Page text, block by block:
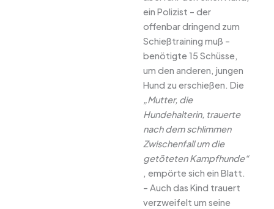
ein Polizist – der
offenbar dringend zum
Schießtraining muß –
benötigte 15 Schüsse,
um den anderen, jungen
Hund zu erschießen. Die
„Mutter, die
Hundehalterin, trauerte
nach dem schlimmen
Zwischenfall um die
getöteten Kampfhunde“
, empörte sich ein Blatt.
– Auch das Kind trauert
verzweifelt um seine